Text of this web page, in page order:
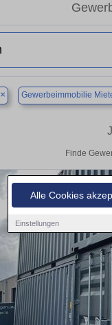
Alle Cookies
Einstellungen
× Gewerbeimmobilie
Finde